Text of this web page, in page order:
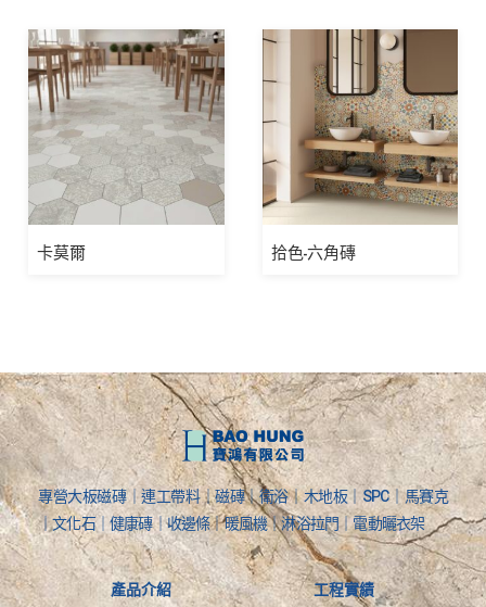
卡莫爾 拾色-六角磚
專營大板磁磚｜連工帶料｜磁磚｜衛浴｜木地板｜SPC｜馬賽克
｜文化石｜健康磚｜收邊條｜暖風機｜淋浴拉門｜電動曬衣架
產品介紹 工程實績